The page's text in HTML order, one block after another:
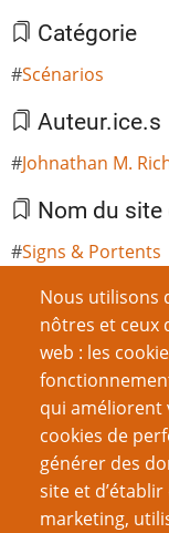
Catégorie
Scénarios
Auteur.ice.s
Johnathan M.
Nom du site
Signs & Portents
Antoine Drouart
Votre nom
Nous utilisons
nôtres et ceux
web : les
qui améliorent
cookies de
générer des
site et
marketing,